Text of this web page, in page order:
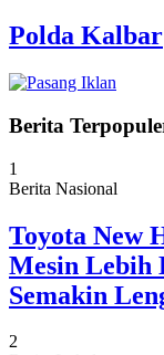
Polda Kalbar
Berita
1
Berita Nasional
Toyota New
Mesin Lebih
Semakin
2